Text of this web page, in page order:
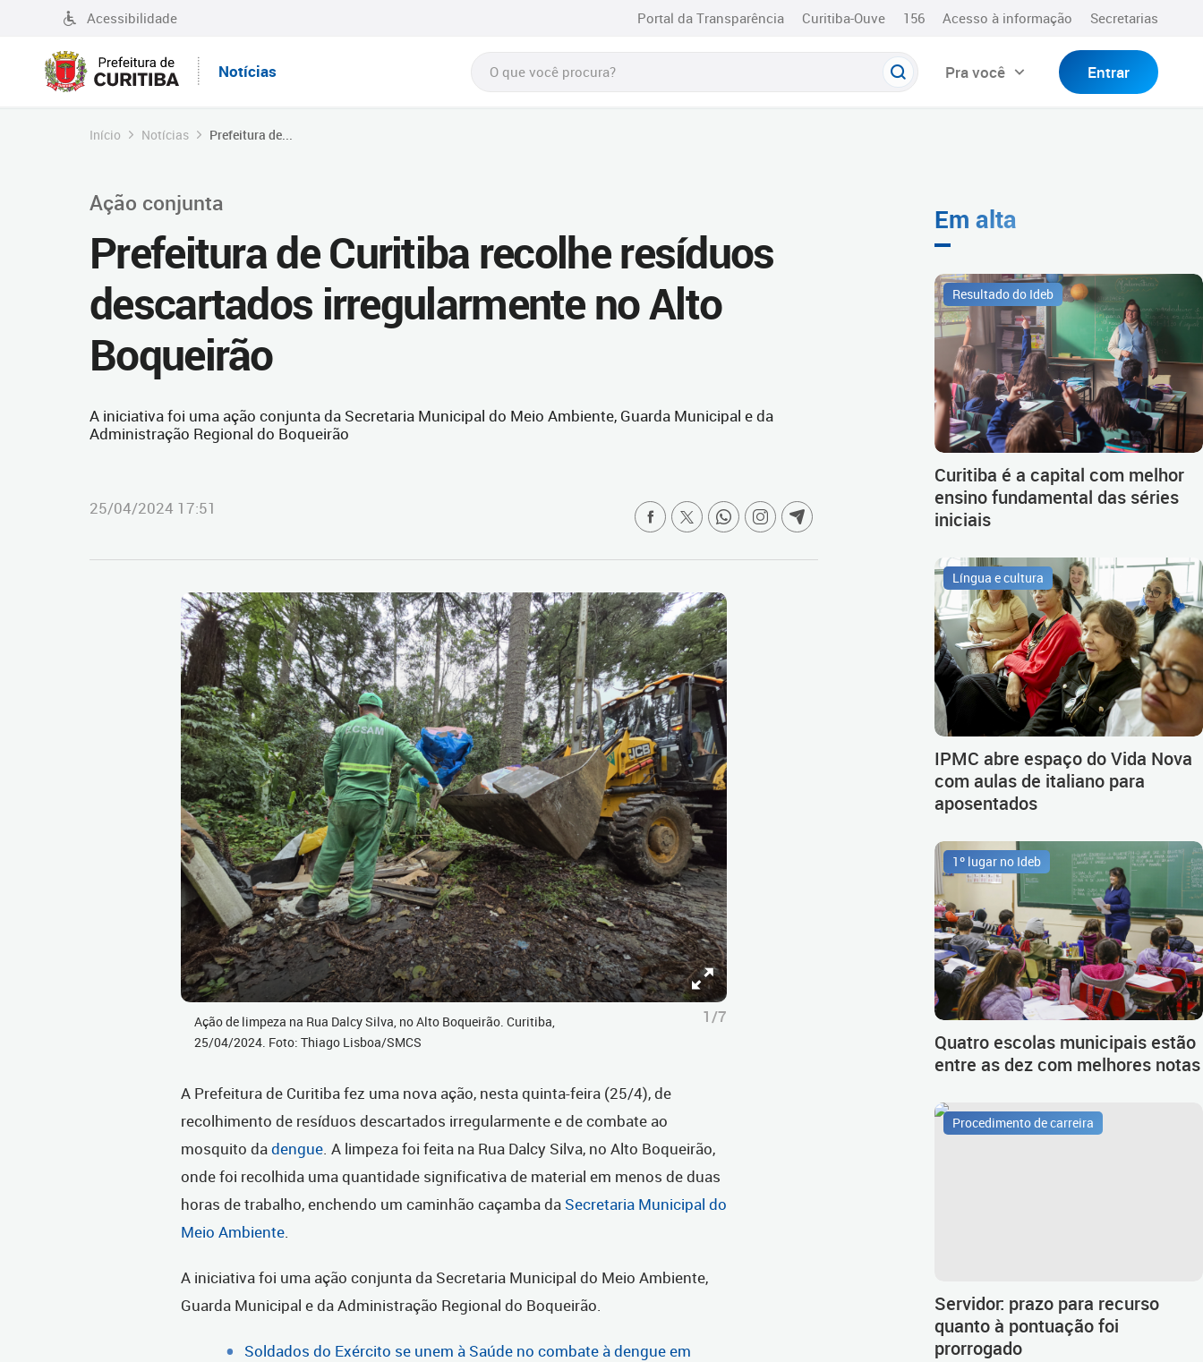
Acessibilidade Portal da Transparência Curitiba-Ouve 156 Acesso à informação Secretarias
Notícias Pra você Entrar
Início Notícias Prefeitura de...
Ação conjunta
Prefeitura de Curitiba recolhe resíduos
descartados irregularmente no Alto
Boqueirão
A iniciativa foi uma ação conjunta da Secretaria Municipal do Meio Ambiente, Guarda Municipal e da
Administração Regional do Boqueirão
25/04/2024 17:51
Ação de limpeza na Rua Dalcy Silva, no Alto Boqueirão. Curitiba,
25/04/2024. Foto: Thiago Lisboa/SMCS
1/7
A Prefeitura de Curitiba fez uma nova ação, nesta quinta-feira (25/4), de
recolhimento de resíduos descartados irregularmente e de combate ao
mosquito dadengue . A limpeza foi feita na Rua Dalcy Silva, no Alto Boqueirão,
onde foi recolhida uma quantidade significativa de material em menos de duas
horas de trabalho, enchendo um caminhão caçamba da Secretaria Municipal do
Meio Ambiente
A iniciativa foi uma ação conjunta da Secretaria Municipal do Meio Ambiente,
Guarda Municipal e da Administração Regional do Boqueirão.
Soldados do Exército se unem à Saúde no combate à dengue em
Em alta
Resultado do Ideb
Curitiba é a capital com melhor
ensino fundamental das séries
iniciais
Língua e cultura
IPMC abre espaço do Vida Nova
com aulas de italiano para
aposentados
1º lugar no Ideb
Quatro escolas municipais estão
entre as dez com melhores notas
Procedimento de carreira
Servidor: prazo para recurso
quanto à pontuação foi
prorrogado